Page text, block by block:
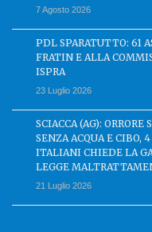
7 Agosto 2026
PDL SPARATUTTO: 61
FRATIN E ALLA
ISPRA
23 Luglio 2026
SCIACCA (AG):
SENZA ACQUA E CIBO,
ITALIANI CHIEDE LA
LEGGE
21 Luglio 2026